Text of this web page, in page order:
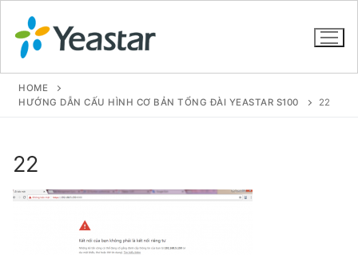
SẢN PHẨM
Tổng đài VoIP Yeastar S412
HOME
HƯỚNG DẪN CẤU HÌNH CƠ BẢN TỔNG ĐÀI YEASTAR S100
22
22